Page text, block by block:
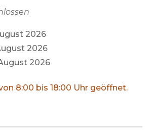
2026
2026
2026
8:00 bis 18:00 Uhr geöffnet.